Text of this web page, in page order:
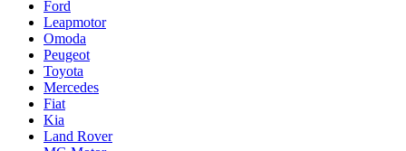
Ford
Leapmotor
Omoda
Peugeot
Toyota
Mercedes
Fiat
Kia
Land Rover